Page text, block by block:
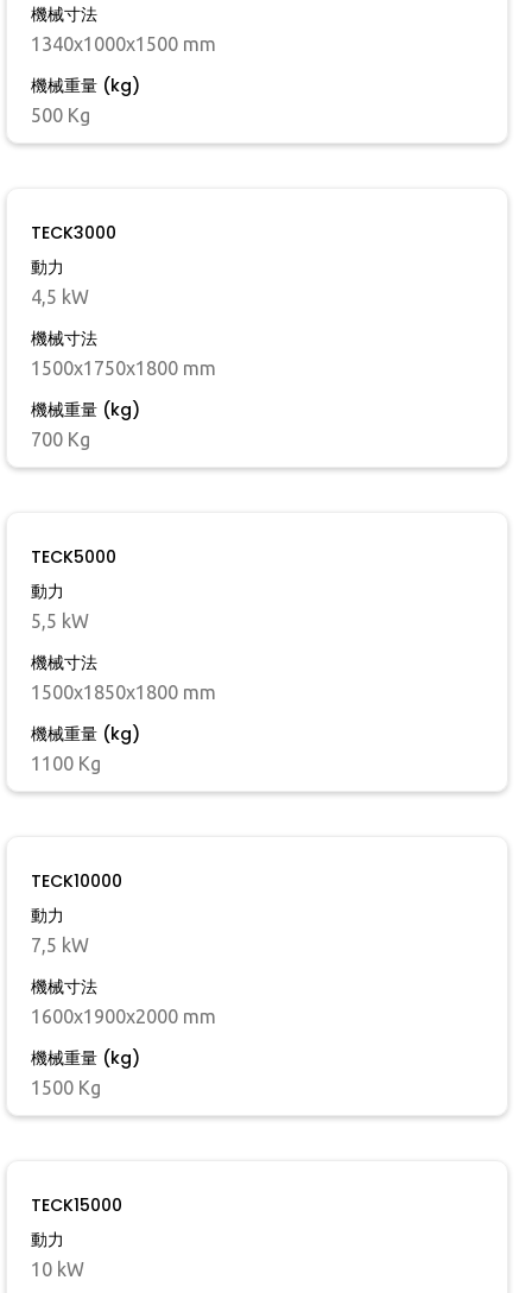
機械寸法
1340x1000x1500 mm
機械重量 (kg)
500 Kg
TECK3000
動力
4,5 kW
機械寸法
1500x1750x1800 mm
機械重量 (kg)
700 Kg
TECK5000
動力
5,5 kW
機械寸法
1500x1850x1800 mm
機械重量 (kg)
1100 Kg
TECK10000
動力
7,5 kW
機械寸法
1600x1900x2000 mm
機械重量 (kg)
1500 Kg
TECK15000
動力
10 kW